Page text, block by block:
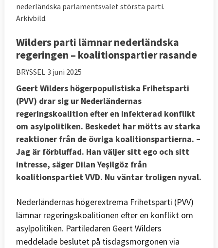
nederländska parlamentsvalet största parti.
Arkivbild.
Wilders parti lämnar nederländska
regeringen – koalitionspartier rasande
BRYSSEL 3 juni 2025
Geert Wilders högerpopulistiska Frihetsparti
(PVV) drar sig ur Nederländernas
regeringskoalition efter en infekterad konflikt
om asylpolitiken. Beskedet har mötts av starka
reaktioner från de övriga koalitionspartierna. –
Jag är förbluffad. Han väljer sitt ego och sitt
intresse, säger Dilan Yeşilgöz från
koalitionspartiet VVD. Nu väntar troligen nyval.
Nederländernas högerextrema Frihetsparti (PVV)
lämnar regeringskoalitionen efter en konflikt om
asylpolitiken. Partiledaren Geert Wilders
meddelade beslutet på tisdagsmorgonen via